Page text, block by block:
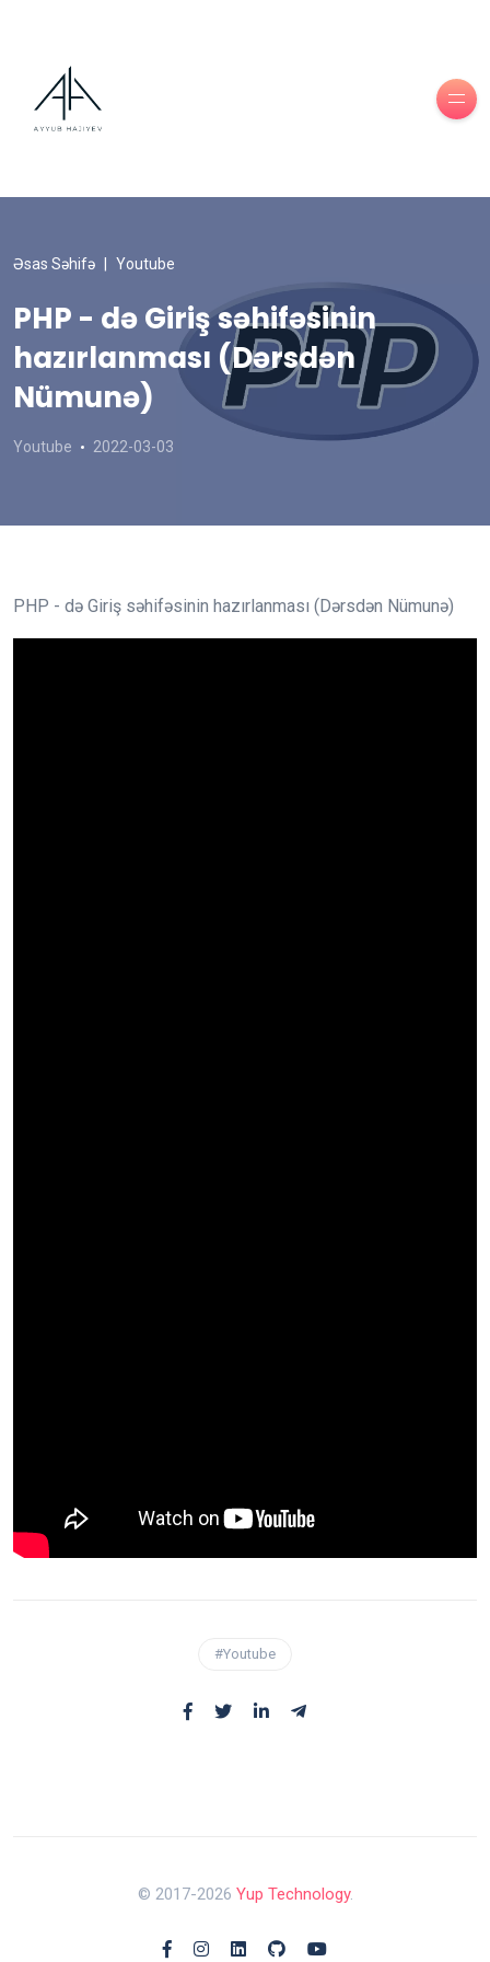
Əsas Səhifə Youtube
PHP - də Giriş səhifəsinin
hazırlanması (Dərsdən
Nümunə)
Youtube 2022-03-03
PHP - də Giriş səhifəsinin hazırlanması (Dərsdən Nümunə)
#Youtube
© 2017-2026 Yup Technology.